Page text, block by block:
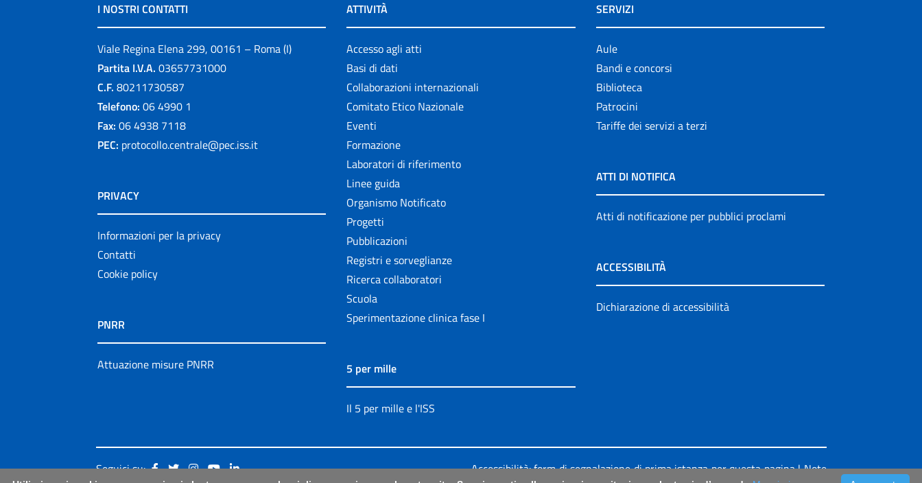
I NOSTRI CONTATTI
Viale Regina Elena 299, 00161 – Roma (I)
Partita I.V.A. 03657731000
C.F. 80211730587
Telefono: 06 4990 1
Fax: 06 4938 7118
PEC: protocollo.centrale@pec.iss.it
PRIVACY
Informazioni per la privacy
Contatti
Cookie policy
PNRR
Attuazione misure PNRR
ATTIVITÀ
Accesso agli atti
Basi di dati
Collaborazioni internazionali
Comitato Etico Nazionale
Eventi
Formazione
Laboratori di riferimento
Linee guida
Organismo Notificato
Progetti
Pubblicazioni
Registri e sorveglianze
Ricerca collaboratori
Scuola
Sperimentazione clinica fase I
5 per mille
Il 5 per mille e l'ISS
SERVIZI
Aule
Bandi e concorsi
Biblioteca
Patrocini
Tariffe dei servizi a terzi
ATTI DI NOTIFICA
Atti di notificazione per pubblici proclami
ACCESSIBILITÀ
Dichiarazione di accessibilità
Seguici su: Accessibilità: form di segnalazione di prima istanza per questa pagina|Note